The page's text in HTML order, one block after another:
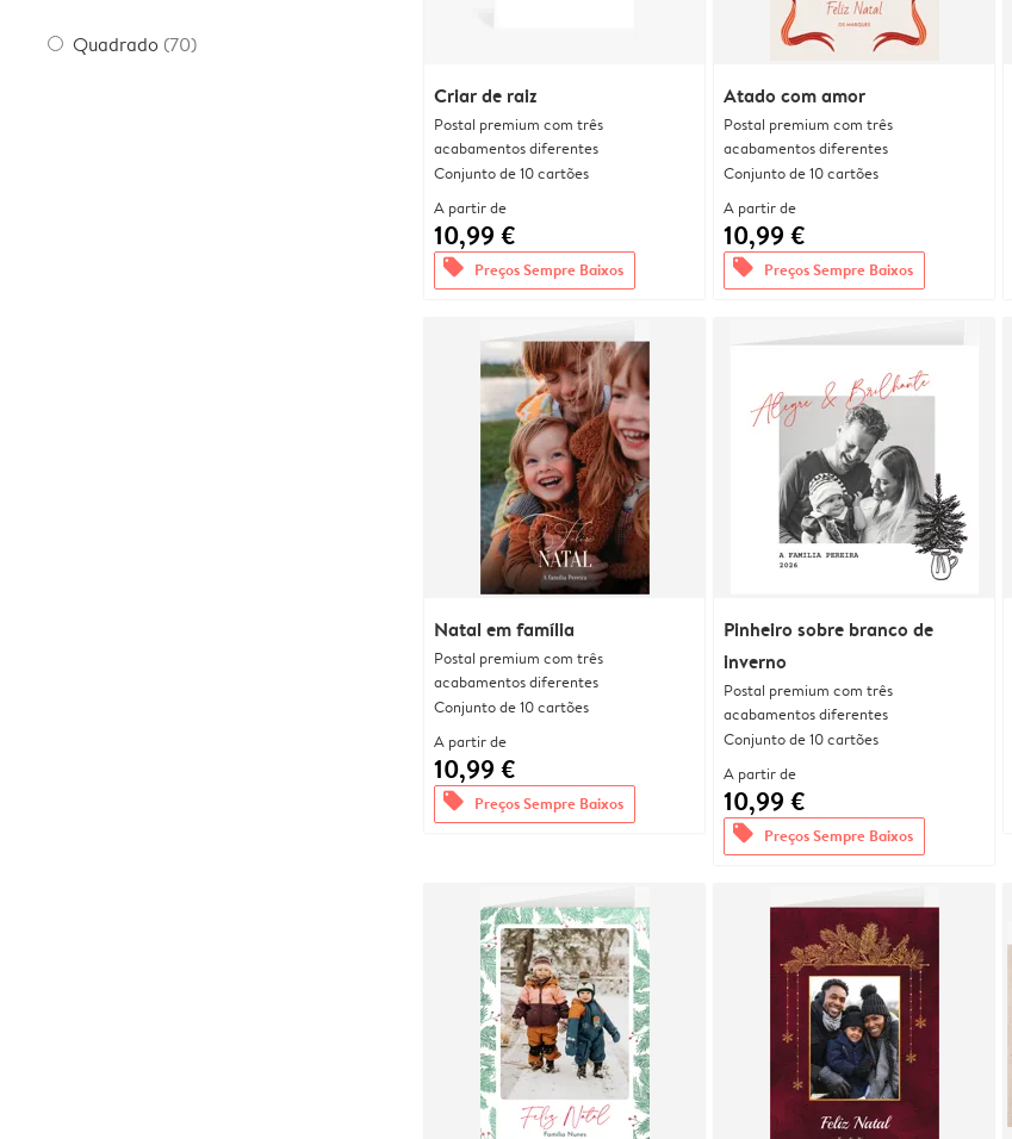
Quadrado (70)
Criar de raiz
Postal premium com três
acabamentos diferentes
Conjunto de 10 cartões
A partir de
10,99 €
offers Preços Sempre Baixos
Atado com amor
Postal premium com três
acabamentos diferentes
Conjunto de 10 cartões
A partir de
10,99 €
offers Preços Sempre Baixos
Natal em família
Postal premium com três
acabamentos diferentes
Conjunto de 10 cartões
A partir de
10,99 €
offers Preços Sempre Baixos
Pinheiro sobre branco de
inverno
Postal premium com três
acabamentos diferentes
Conjunto de 10 cartões
A partir de
10,99 €
offers Preços Sempre Baixos